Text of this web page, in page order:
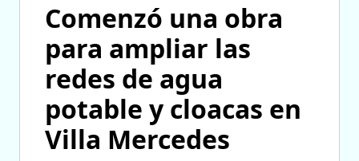
Comenzó una obra
para ampliar las
redes de agua
potable y cloacas en
Villa Mercedes